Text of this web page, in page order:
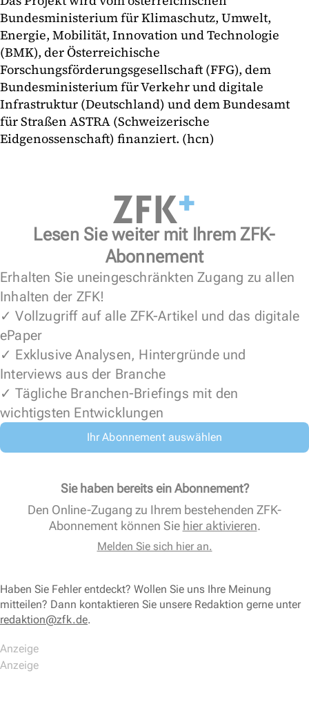
Bundesministerium für Klimaschutz, Umwelt,
Energie, Mobilität, Innovation und Technologie
(BMK), der Österreichische
Forschungsförderungsgesellschaft (FFG), dem
Bundesministerium für Verkehr und digitale
Infrastruktur (Deutschland) und dem Bundesamt
für Straßen ASTRA (Schweizerische
Eidgenossenschaft) finanziert. (hcn)
Lesen Sie weiter mit Ihrem ZFK-
Abonnement
Erhalten Sie uneingeschränkten Zugang zu allen
Inhalten der ZFK!
✓ Vollzugriff auf alle ZFK-Artikel und das digitale
ePaper
✓ Exklusive Analysen, Hintergründe und
Interviews aus der Branche
✓ Tägliche Branchen-Briefings mit den
wichtigsten Entwicklungen
Ihr Abonnement auswählen
Sie haben bereits ein Abonnement?
Den Online-Zugang zu Ihrem bestehenden ZFK-
Abonnement können Sie hier aktivieren.
Melden Sie sich hier an.
Haben Sie Fehler entdeckt? Wollen Sie uns Ihre Meinung
mitteilen? Dann kontaktieren Sie unsere Redaktion gerne unter
redaktion@zfk.de.